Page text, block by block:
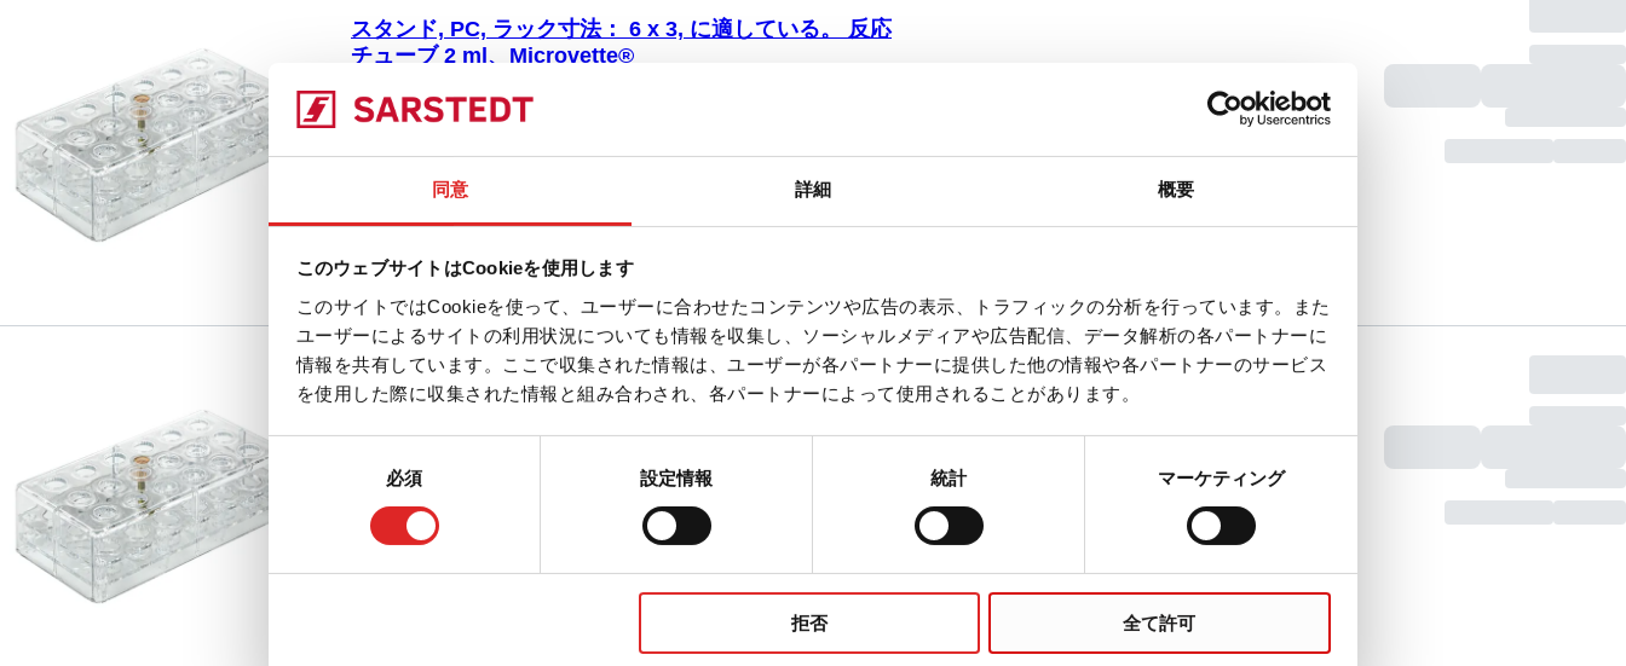
同意 詳細 概要
このウェブサイトはCookieを使用します
このサイトではCookieを使って、ユーザーに合わせたコンテンツや広告の表示、トラフィックの分析を行っています。また
ユーザーによるサイトの利用状況についても情報を収集し、ソーシャルメディアや広告配信、データ解析の各パートナーに
情報を共有しています。ここで収集された情報は、ユーザーが各パートナーに提供した他の情報や各パートナーのサービス
を使用した際に収集された情報と組み合わされ、各パートナーによって使用されることがあります。
意
の
必須 設定情報 統計 マーケティング
拒否 全て許可
スタンド, PC, ラック寸法： 6 x 3, に適している。 反応
チューブ 2 ml、Microvette®
93.870|スタンド, 材質: PC, 透明, ラック寸法： 6 x 3,
スタンド, PC, ラック寸法： 6 x 3, に適している。 スク
93.894|
スタンド, 材質: PC, 透明, ラック寸法： 6 x 3,
(LxWxH)： 137 x 70 x 40 mm, にとって 18 容器, に適してい
る。 スクリューキャップマイクロチューブ, 1 個/箱
比較